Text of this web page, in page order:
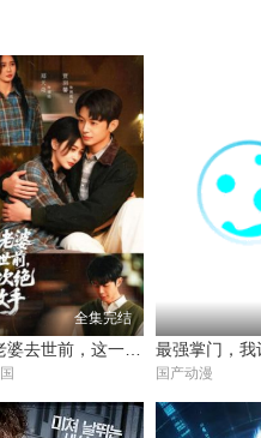
全集完结
国产动漫